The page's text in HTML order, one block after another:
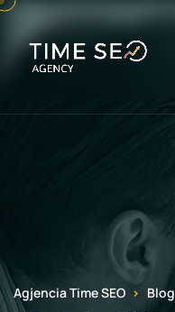
Agjencia Time SEO Blog